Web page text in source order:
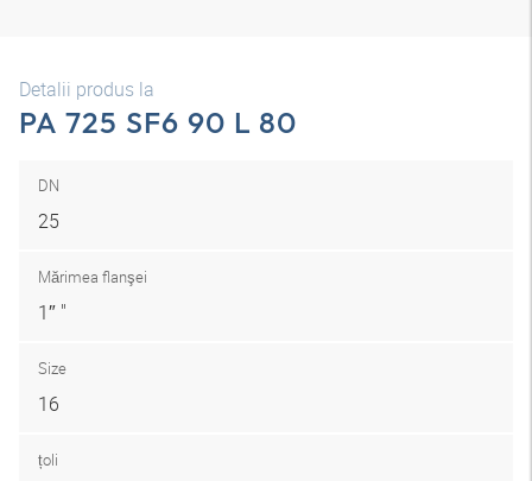
Detalii produs la
PA 725 SF6 90 L 80
DN
25
Mărimea flanşei
1″ "
Size
16
țoli